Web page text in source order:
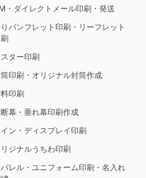
・ダイレクトメール印刷・発送
パンフレット印刷・リーフレット
ター印刷
印刷・オリジナル封筒作成
印刷
幕・垂れ幕印刷作成
ン・ディスプレイ印刷
ジナルうちわ印刷
パレル・ユニフォーム印刷・名入れ